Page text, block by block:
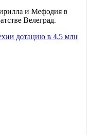
и Мефодия в
Велеград.
дотацию в 4,5 млн